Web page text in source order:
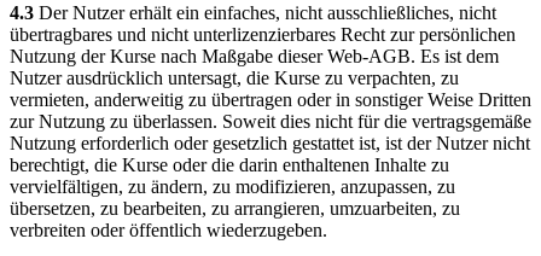
4.3 Der Nutzer erhält ein einfaches, nicht ausschließliches, nicht
übertragbares und nicht unterlizenzierbares Recht zur persönlichen
Nutzung der Kurse nach Maßgabe dieser Web-AGB. Es ist dem
Nutzer ausdrücklich untersagt, die Kurse zu verpachten, zu
vermieten, anderweitig zu übertragen oder in sonstiger Weise Dritten
zur Nutzung zu überlassen. Soweit dies nicht für die vertragsgemäße
Nutzung erforderlich oder gesetzlich gestattet ist, ist der Nutzer nicht
berechtigt, die Kurse oder die darin enthaltenen Inhalte zu
vervielfältigen, zu ändern, zu modifizieren, anzupassen, zu
übersetzen, zu bearbeiten, zu arrangieren, umzuarbeiten, zu
verbreiten oder öffentlich wiederzugeben.